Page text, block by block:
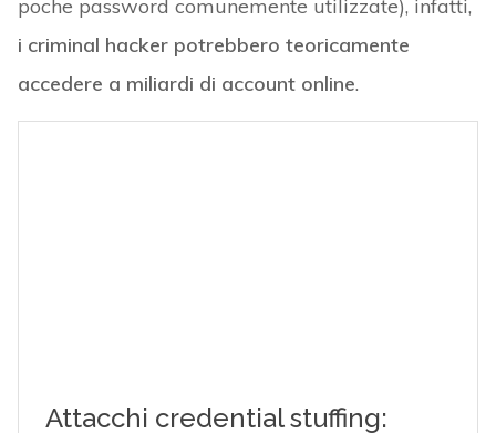
poche password comunemente utilizzate), infatti,
i criminal hacker potrebbero teoricamente
accedere a miliardi di account online.